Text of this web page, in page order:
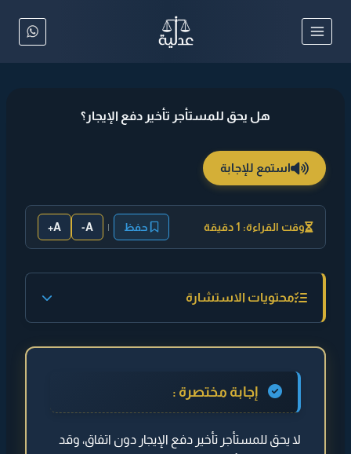
هل يحق للمستأجر تأخير دفع الإيجار؟
استمع للإجابة
وقت القراءة: 1 دقيقة حفظ |
A-
A+
محتويات الاستشارة
◄ إجابة مختصرة :
◄ التفاصيل والتأصيل القانوني:
◄ هل التأخير مسموح؟
◄ ماذا يحدث عند التأخير؟
إجابة مختصرة :
لا يحق للمستأجر تأخير دفع الإيجار دون اتفاق، وقد